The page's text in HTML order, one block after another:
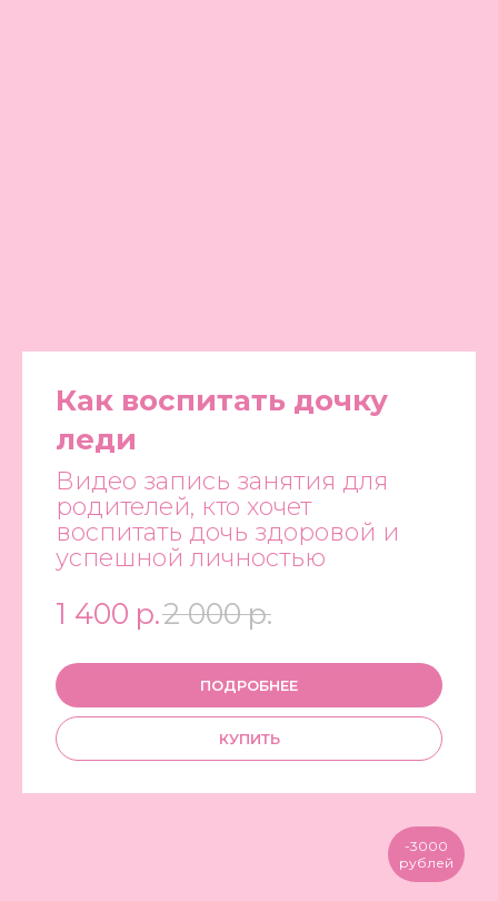
Как воспитать дочку
леди
Видео запись занятия для
родителей, кто хочет
воспитать дочь здоровой и
успешной личностью
1 400 р.2 000р.
ПОДРОБНЕЕ
КУПИТЬ
-3000
рублей